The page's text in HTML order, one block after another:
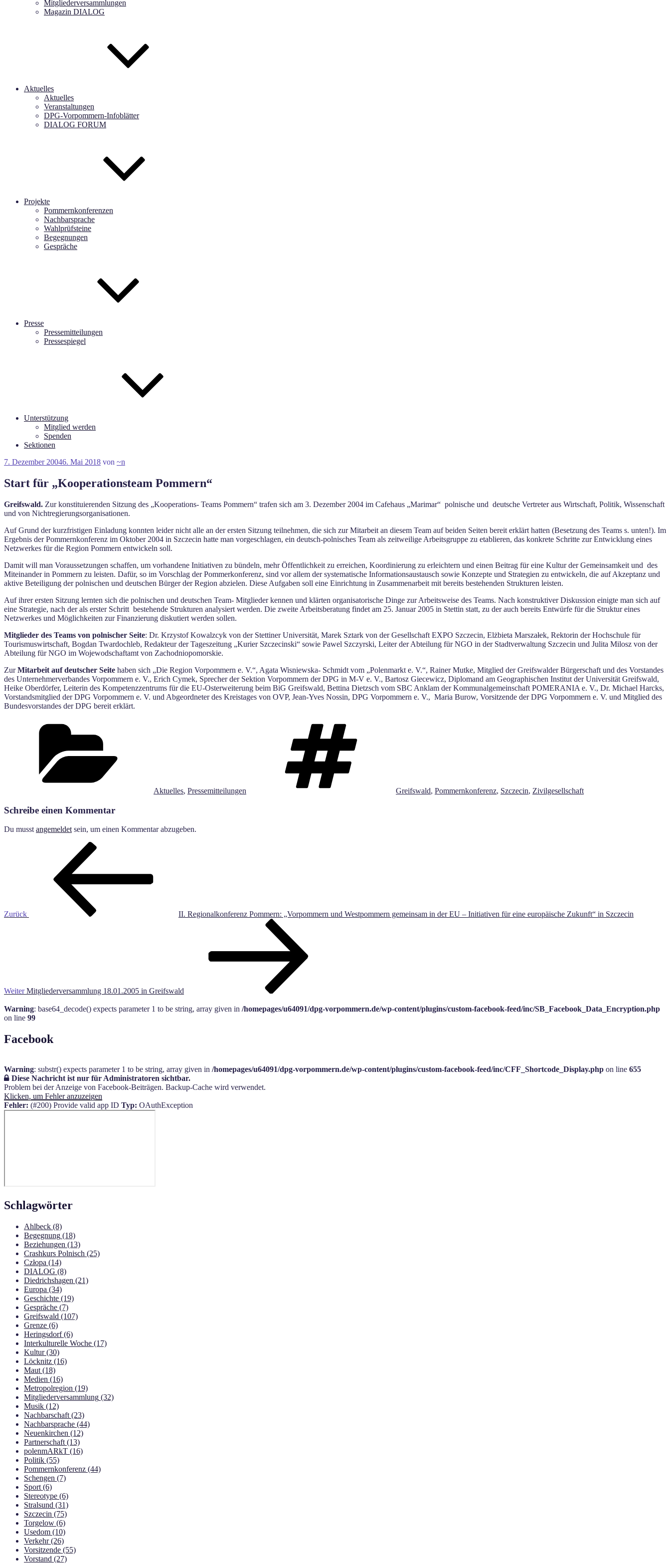
Mitgliederversammlungen
Magazin DIALOG
Aktuelles
Aktuelles
Veranstaltungen
DPG-Vorpommern-Infoblätter
DIALOG FORUM
Projekte
Pommernkonferenzen
Nachbarsprache
Wahlprüfsteine
Begegnungen
Gespräche
Presse
Pressemitteilungen
Pressespiegel
Unterstützung
Mitglied werden
Spenden
Sektionen
Veröffentlicht
7. Dezember 20046. Mai 2018 von ~n
Start für „Kooperationsteam Pommern“
Greifswald. Zur konstituierenden Sitzung des „Kooperations- Teams Pommern“ trafen sich am 3. Dezember 2004 im Cafehaus „Marimar“ polnische und deutsche Vertreter aus Wirtschaft, Politik, Wissenschaft
und von Nichtregierungsorganisationen.
Auf Grund der kurzfristigen Einladung konnten leider nicht alle an der ersten Sitzung teilnehmen, die sich zur Mitarbeit an diesem Team auf beiden Seiten bereit erklärt hatten (Besetzung des Teams s. unten!). Im
Ergebnis der Pommernkonferenz im Oktober 2004 in Szczecin hatte man vorgeschlagen, ein deutsch-polnisches Team als zeitweilige Arbeitsgruppe zu etablieren, das konkrete Schritte zur Entwicklung eines
Netzwerkes für die Region Pommern entwickeln soll.
Damit will man Voraussetzungen schaffen, um vorhandene Initiativen zu bündeln, mehr Öffentlichkeit zu erreichen, Koordinierung zu erleichtern und einen Beitrag für eine Kultur der Gemeinsamkeit und des
Miteinander in Pommern zu leisten. Dafür, so im Vorschlag derPommerkonferenz, sind vor allem der systematische Informationsaustausch sowie Konzepte und Strategien zu entwickeln, die auf Akzeptanz und
aktive Beteiligung der polnischen und deutschen Bürger der Region abzielen. Diese Aufgaben soll eine Einrichtung in Zusammenarbeit mit bereits bestehenden Strukturen leisten.
Auf ihrer ersten Sitzung lernten sich die polnischen und deutschen Team- Mitglieder kennen und klärten organisatorische Dinge zur Arbeitsweise des Teams. Nach konstruktiver Diskussion einigte man sich auf
eine Strategie, nach der als erster Schritt bestehende Strukturen analysiert werden. Die zweite Arbeitsberatung findet am 25. Januar 2005 in Stettin statt, zu der auch bereits Entwürfe für die Struktur eines
Netzwerkes und Möglichkeiten zur Finanzierung diskutiert werden sollen.
Mitglieder des Teams von polnischer Seite: Dr. Krzystof Kowalzcyk von der Stettiner Universität, Marek Sztark von der Gesellschaft EXPO Szczecin, Elżbieta Marszałek, Rektorin der Hochschule für
Tourismuswirtschaft, Bogdan Twardochleb, Redakteur der Tageszeitung „Kurier Szczecinski“ sowie Pawel Szczyrski, Leiter der Abteilung für NGO in der Stadtverwaltung Szczecin und Julita Milosz von der
Abteilung für NGO im Wojewodschaftamt von Zachodniopomorskie.
ZurMitarbeit auf deutscher Seite haben sich „Die Region Vorpommern e. V.“, Agata Wisniewska- Schmidt vom „Polenmarkt e. V.“, Rainer Mutke, Mitglied der Greifswalder Bürgerschaft und des Vorstandes
des Unternehmerverbandes Vorpommern e. V., Erich Cymek, Sprecher der Sektion Vorpommern der DPG in M-V e. V., Bartosz Giecewicz, Diplomand am Geographischen Institut der Universität Greifswald,
Heike Oberdörfer, Leiterin des Kompetenzzentrums für die EU-Osterweiterung beim BiG Greifswald, Bettina Dietzsch vom SBC Anklam der Kommunalgemeinschaft POMERANIA e. V., Dr. Michael Harcks,
Vorstandsmitglied der DPG Vorpommern e. V. und Abgeordneter des Kreistages von OVP, Jean-Yves Nossin, DPG Vorpommern e. V., Maria Burow, Vorsitzende der DPG Vorpommern e. V. und Mitglied des
Bundesvorstandes der DPG bereit erklärt.
Aktuelles, Pressemitteilungen Greifswald, Pommernkonferenz, Szczecin, Zivilgesellschaft
Schreibe einen Kommentar
Du musst angemeldet sein, um einen Kommentar abzugeben.
Beitragsnavigation
Zurück
II. Regionalkonferenz Pommern: „Vorpommern und Westpommern gemeinsam in der EU – Initiativen für eine europäische Zukunft“ in Szczecin
Weiter Mitgliederversammlung 18.01.2005 in Greifswald
Warning: base64_decode() expects parameter 1 to be string, array given in /homepages/u64091/dpg-vorpommern.de/wp-content/plugins/custom-facebook-feed/inc/SB_Facebook_Data_Encryption.php
on line 99
Facebook
Warning: substr() expects parameter 1 to be string, array given in /homepages/u64091/dpg-vorpommern.de/wp-content/plugins/custom-facebook-feed/inc/CFF_Shortcode_Display.php on line 655
Diese Nachricht ist nur für Administratoren sichtbar.
Problem bei der Anzeige von Facebook-Beiträgen. Backup-Cache wird verwendet.
Klicken, um Fehler anzuzeigen
Fehler: (#200) Provide valid app ID Typ: OAuthException
Schlagwörter
Ahlbeck (8)
Begegnung (18)
Beziehungen (13)
Crashkurs Polnisch (25)
Człopa (14)
DIALOG (8)
Diedrichshagen (21)
Europa (34)
Geschichte (19)
Gespräche (7)
Greifswald (107)
Grenze (6)
Heringsdorf(6)
Interkulturelle Woche (17)
Kultur(30)
Löcknitz (16)
Maut (18)
Medien (16)
Metropolregion (19)
Mitgliederversammlung (32)
Musik (12)
Nachbarschaft (23)
Nachbarsprache (44)
Neuenkirchen (12)
Partnerschaft (13)
polenmARkT (16)
Politik (55)
Pommernkonferenz (44)
Schengen (7)
Sport (6)
Stereotype (6)
Stralsund (31)
Szczecin (75)
Torgelow (6)
Usedom (10)
Verkehr(26)
Vorsitzende (55)
Vorstand (27)